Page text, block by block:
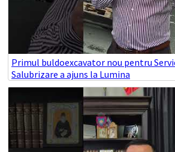
Primul buldoexcavator nou pentru
Salubrizare a ajuns la Lumina